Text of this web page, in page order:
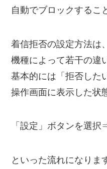
自動でブロックするこ
着信拒否の設定方法は、
機種によって若干の違
基本的には「拒否した
操作画面に表示した状
「設定」ボタンを選
といった流れになりま